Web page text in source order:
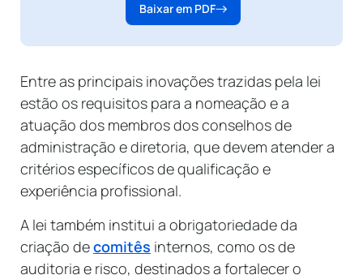
Baixar em PDF
Entre as principais inovações trazidas pela lei
estão os requisitos para a nomeação e a
atuação dos membros dos conselhos de
administração e diretoria, que devem atender a
critérios específicos de qualificação e
experiência profissional.
A lei também institui a obrigatoriedade da
criação decomitês internos, como os de
auditoria e risco, destinados a fortalecer o